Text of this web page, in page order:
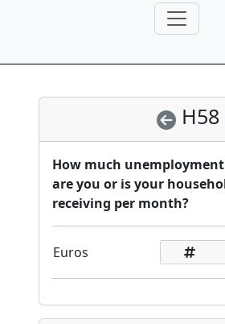
H58
How much
are you or is your
receiving per month?
Euros